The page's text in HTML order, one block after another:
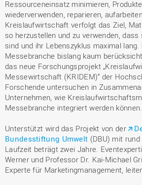
Ressourceneinsatz minimieren,
wiederverwenden, reparieren,
Kreislaufwirtschaft verfolgt das Ziel,
so herzustellen und zu verwenden,
sind und ihr Lebenszyklus maximal
Messebranche bislang kaum
das neue Forschungsprojekt
Messewirtschaft (KRIDEM)“ der
Forschende untersuchen in
Unternehmen, wie
Messebranche integriert werden können.
Unterstützt wird das Projekt von der
Bundesstiftung Umwelt (DBU) mit
Laufzeit beträgt zwei Jahre.
Werner und Professor Dr. Kai-Michael
Experte für Marketingmanagement,